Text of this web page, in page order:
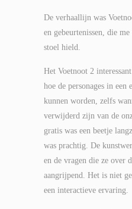
De verhaallijn was
en gebeurtenissen, die
stoel hield.
Het Voetnoot 2
hoe de personages in een
kunnen worden, zelfs
verwijderd zijn van de
gratis was een beetje
was prachtig. De
en de vragen die ze over
aangrijpend. Het is niet
een interactieve ervaring.